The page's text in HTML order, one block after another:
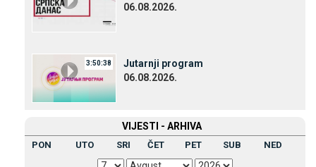
06.08.2026.
3:50:38
Јutarnji program
06.08.2026.
VIЈESTI - ARHIVA
PON UTO SRI ČET PET SUB NED